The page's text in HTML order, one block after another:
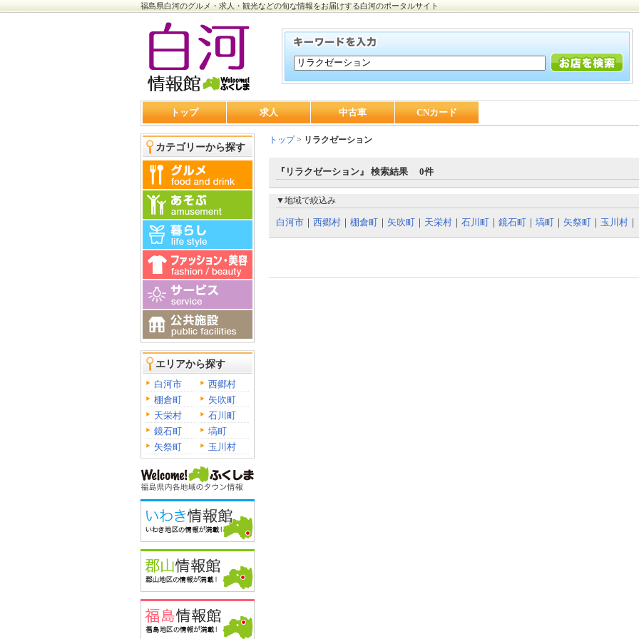
福島県白河のグルメ・求人・観光などの旬な情報をお届けする白河のポータルサイト
トップ 求人 中古車 CNカード
カテゴリーから探す
エリアから探す
白河市
西郷村
棚倉町
矢吹町
天栄村
石川町
鏡石町
塙町
矢祭町
玉川村
トップ> リラクゼーション
『リラクゼーション』 検索結果 0件
▼地域で絞込み
白河市 ｜ 西郷村 ｜ 棚倉町 ｜ 矢吹町 ｜ 天栄村 ｜ 石川町 ｜ 鏡石町 ｜ 塙町 ｜ 矢祭町 ｜ 玉川村 ｜